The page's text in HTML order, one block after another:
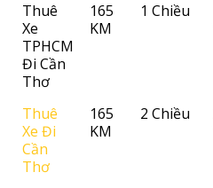
Thuê
Xe
TPHCM
Đi Cần
Thơ
165
KM
1 Chiều
Thuê
Xe Đi
Cần
Thơ
165
KM
2 Chiều